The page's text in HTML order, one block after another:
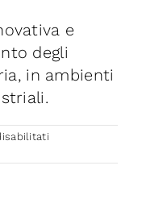
e
degli
in ambienti
su
Clean